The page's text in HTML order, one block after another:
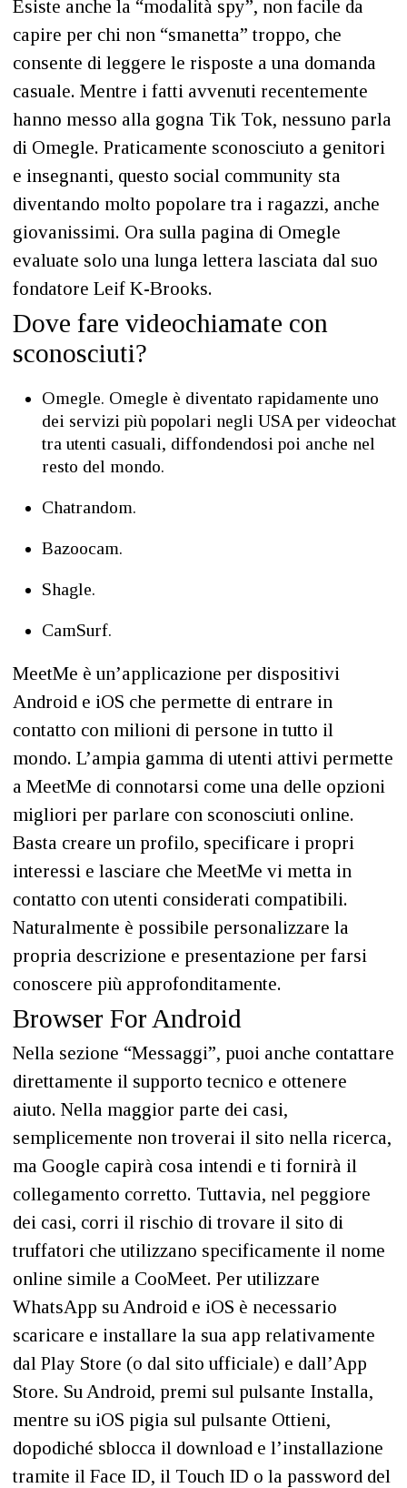
Esiste anche la “modalità spy”, non facile da
capire per chi non “smanetta” troppo, che
consente di leggere le risposte a una domanda
casuale. Mentre i fatti avvenuti recentemente
hanno messo alla gogna Tik Tok, nessuno parla
di Omegle. Praticamente sconosciuto a genitori
e insegnanti, questo social community sta
diventando molto popolare tra i ragazzi, anche
giovanissimi. Ora sulla pagina di Omegle
evaluate solo una lunga lettera lasciata dal suo
fondatore Leif K-Brooks.
Dove fare videochiamate con
sconosciuti?
Omegle. Omegle è diventato rapidamente uno
dei servizi più popolari negli USA per videochat
tra utenti casuali, diffondendosi poi anche nel
resto del mondo.
Chatrandom.
Bazoocam.
Shagle.
CamSurf.
MeetMe è un’applicazione per dispositivi
Android e iOS che permette di entrare in
contatto con milioni di persone in tutto il
mondo. L’ampia gamma di utenti attivi permette
a MeetMe di connotarsi come una delle opzioni
migliori per parlare con sconosciuti online.
Basta creare un profilo, specificare i propri
interessi e lasciare che MeetMe vi metta in
contatto con utenti considerati compatibili.
Naturalmente è possibile personalizzare la
propria descrizione e presentazione per farsi
conoscere più approfonditamente.
Browser For Android
Nella sezione “Messaggi”, puoi anche contattare
direttamente il supporto tecnico e ottenere
aiuto. Nella maggior parte dei casi,
semplicemente non troverai il sito nella ricerca,
ma Google capirà cosa intendi e ti fornirà il
collegamento corretto. Tuttavia, nel peggiore
dei casi, corri il rischio di trovare il sito di
truffatori che utilizzano specificamente il nome
online simile a CooMeet. Per utilizzare
WhatsApp su Android e iOS è necessario
scaricare e installare la sua app relativamente
dal Play Store (o dal sito ufficiale) e dall’App
Store. Su Android, premi sul pulsante Installa,
mentre su iOS pigia sul pulsante Ottieni,
dopodiché sblocca il download e l’installazione
tramite il Face ID, il Touch ID o la password del